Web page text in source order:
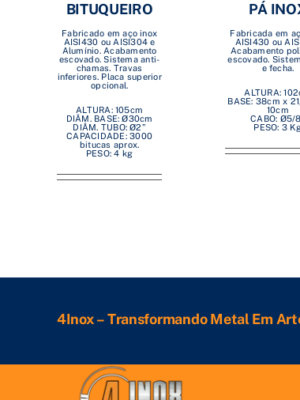
BITUQUEIRO
Fabricado em aço inox
AISI430 ou AISI304 e
Alumínio. Acabamento
escovado. Sistema anti-
chamas. Travas
inferiores. Placa superior
opcional.
ALTURA: 105cm
DIÂM. BASE: Ø30cm
DIÂM. TUBO: Ø2”
CAPACIDADE: 3000
bitucas aprox.
PESO: 4 kg
PÁ
Fabricada em
AISI430 ou
Acabamento
escovado.
e fecha.
ALTURA:
BASE: 38cm x
10cm
CABO: Ø5/
PESO: 3
4Inox – Transformando Metal Em